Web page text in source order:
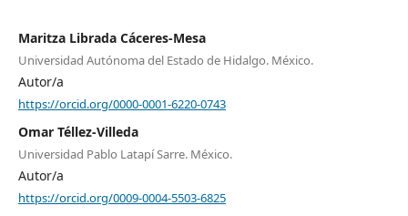
Maritza Librada Cáceres-Mesa
Universidad Autónoma del Estado de Hidalgo. México.
Autor/a
https://orcid.org/0000-0001-6220-0743
Omar Téllez-Villeda
Universidad Pablo Latapí Sarre. México.
Autor/a
https://orcid.org/0009-0004-5503-6825